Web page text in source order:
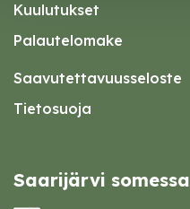
Kuulutukset
Palautelomake
Saavutettavuusseloste
Tietosuoja
Saarijärvi somessa